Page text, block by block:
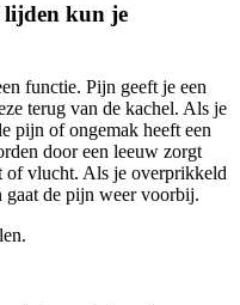
lijden kun je
functie. Pijn geeft je een
terug van de kachel. Als je
pijn of ongemak heeft een
door een leeuw zorgt
of vlucht. Als je overprikkeld
gaat de pijn weer voorbij.